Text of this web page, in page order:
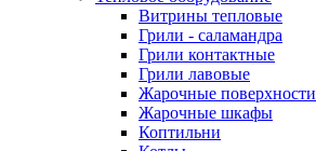
Витрины тепловые
Грили - саламандра
Грили контактные
Грили лавовые
Жарочные поверхности
Жарочные шкафы
Коптильни